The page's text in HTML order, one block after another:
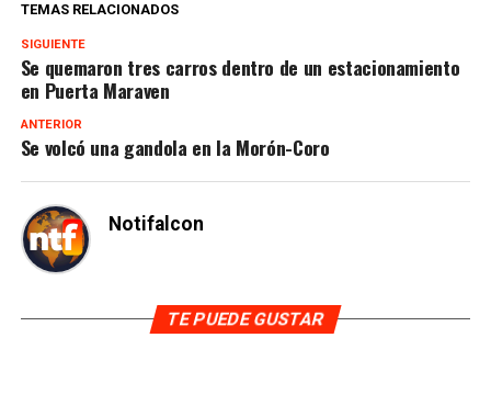
TEMAS RELACIONADOS
SIGUIENTE
Se quemaron tres carros dentro de un estacionamiento
en Puerta Maraven
ANTERIOR
Se volcó una gandola en la Morón-Coro
Notifalcon
TE PUEDE GUSTAR